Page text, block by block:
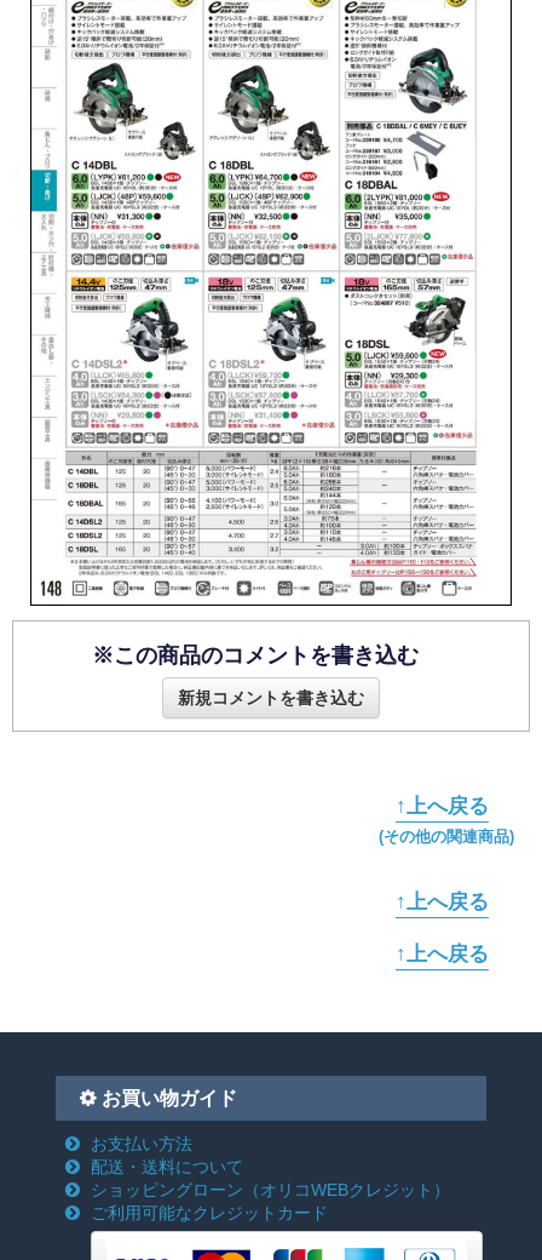
※この商品のコメントを書き込む
新規コメントを書き込む
↑上へ戻る
(その他の関連商品)
↑上へ戻る
↑上へ戻る
お買い物ガイド
お支払い方法
配送・送料について
ショッピングローン （オリコWEBクレジット）
ご利用可能なクレジットカード